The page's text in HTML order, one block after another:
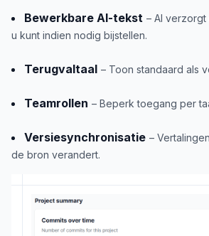
Bewerkbare AI-tekst – AI
u kunt indien nodig bijstellen.
Terugvaltaal – Toon standaard als
Teamrollen – Beperk toegang per
Versiesynchronisatie –
de bron verandert.